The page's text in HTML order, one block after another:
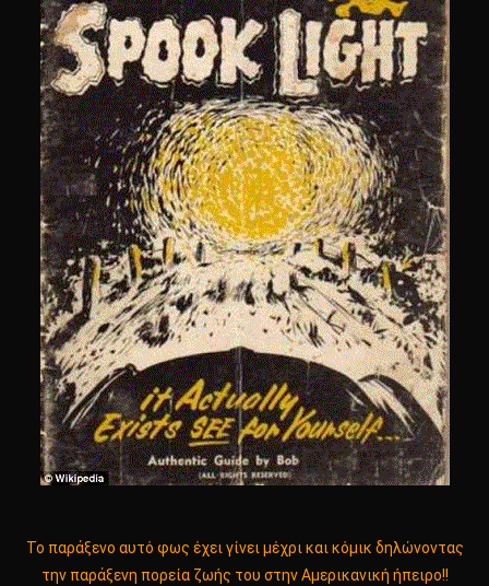
Το παράξενο αυτό φως έχει γίνει μέχρι και κόμικ δηλώνοντας
την παράξενη πορεία ζωής του στην Αμερικανική ήπειρο!!